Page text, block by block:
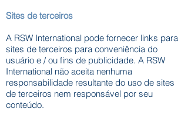
Sites de terceiros
A RSW International pode fornecer links para
sites de terceiros para conveniência do
usuário e / ou fins de publicidade. A RSW
International não aceita nenhuma
responsabilidade resultante do uso de sites
de terceiros nem responsável por seu
conteúdo.